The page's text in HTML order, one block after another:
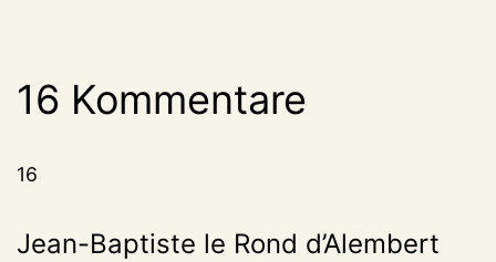
16 Kommentare
16
Jean-Baptiste le Rond d’Alembert